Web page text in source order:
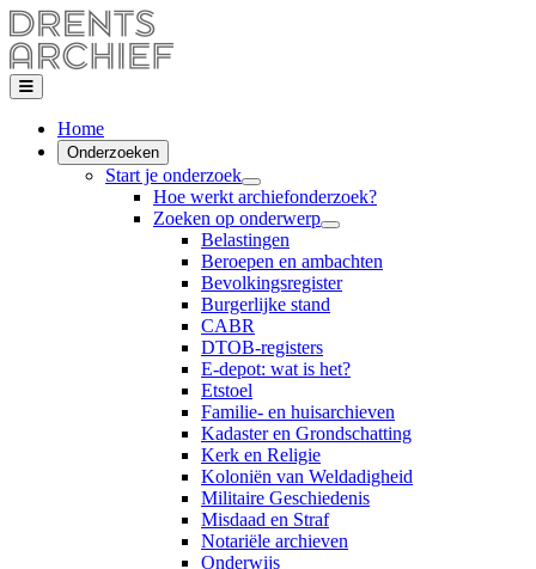
Home
Onderzoeken
Start je onderzoek
Hoe werkt archiefonderzoek?
Zoeken op onderwerp
Belastingen
Beroepen en ambachten
Bevolkingsregister
Burgerlijke stand
CABR
DTOB-registers
E-depot: wat is het?
Etstoel
Familie- en huisarchieven
Kadaster en Grondschatting
Kerk en Religie
Koloniën van Weldadigheid
Militaire Geschiedenis
Misdaad en Straf
Notariële archieven
Onderwijs